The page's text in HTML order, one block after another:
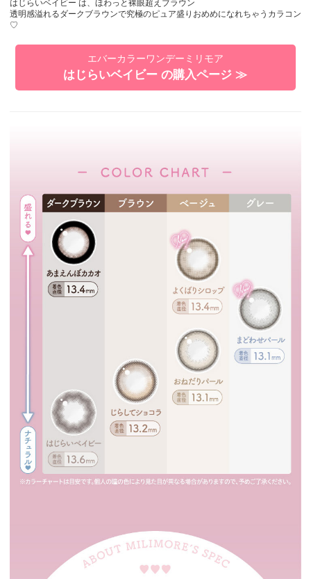
はじらいベイビー は、ほわっと裸眼超えブラウン
透明感溢れるダークブラウンで究極のピュア盛りおめめになれちゃうカラコン
♡
エバーカラーワンデーミリモア
はじらいベイビー の購入ページ ≫